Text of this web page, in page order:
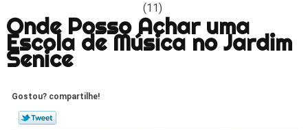
(11)
Onde Posso Achar uma
Escola de Música no Jardim
Senice
Gostou? compartilhe!